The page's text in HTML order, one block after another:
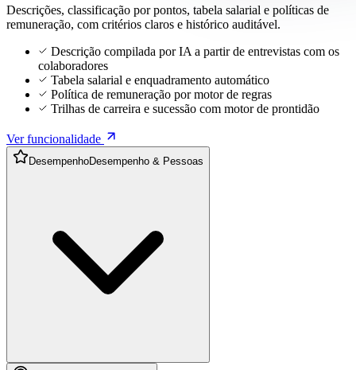
Descrições, classificação por pontos, tabela salarial e políticas de
remuneração, com critérios claros e histórico auditável.
Descrição compilada por IA a partir de entrevistas com os
colaboradores
Tabela salarial e enquadramento automático
Política de remuneração por motor de regras
Trilhas de carreira e sucessão com motor de prontidão
Ver funcionalidade
DesempenhoDesempenho & Pessoas